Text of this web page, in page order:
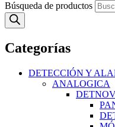
Búsqueda de productos
Categorías
DETECCIÓN Y
ANALOGICA